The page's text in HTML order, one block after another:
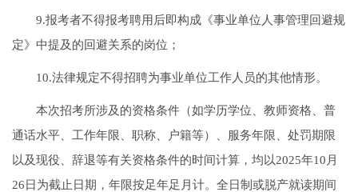
9.报考者不得报考聘用后即构成《事业单位人事管理回避规
定》中提及的回避关系的岗位；
10.法律规定不得招聘为事业单位工作人员的其他情形。
本次招考所涉及的资格条件（如学历学位、教师资格、普
通话水平、工作年限、职称、户籍等）、服务年限、处罚期限
以及现役、辞退等有关资格条件的时间计算，均以2025年10月
26日为截止日期，年限按足年足月计。全日制或脱产就读期间